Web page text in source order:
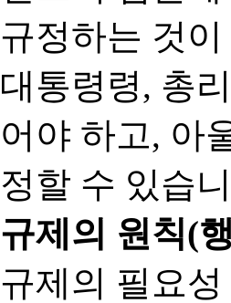
규정하는 것
대통령령, 총
어야 하고, 아
정할 수 있습
규제의 원칙(
규제의 필요